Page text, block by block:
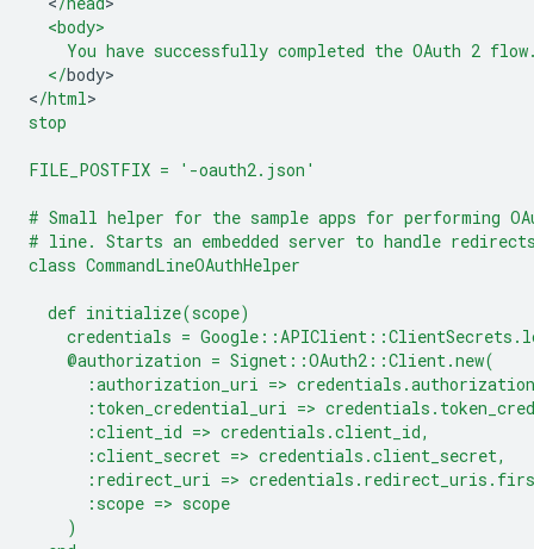
  <body>
You have successfully completed the OAuth 2
  </
body>
</html
stop
FILE_POSTFIX = '-oauth2.json'
# Small helper for the sample apps for performing
# line. Starts an embedded server to handle
class CommandLineOAuthHelper
  def initialize(scope)
credentials =
    @authorization = Signet::OAuth2::Client.new(
:authorization_uri =>
:token_credential_uri =>
      :client_id => credentials.client_id,
      :client_secret => credentials.client_secret,
:redirect_uri =>
      :scope => scope
    )